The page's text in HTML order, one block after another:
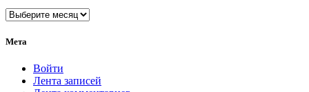
Архивы
Мета
Войти
Лента записей